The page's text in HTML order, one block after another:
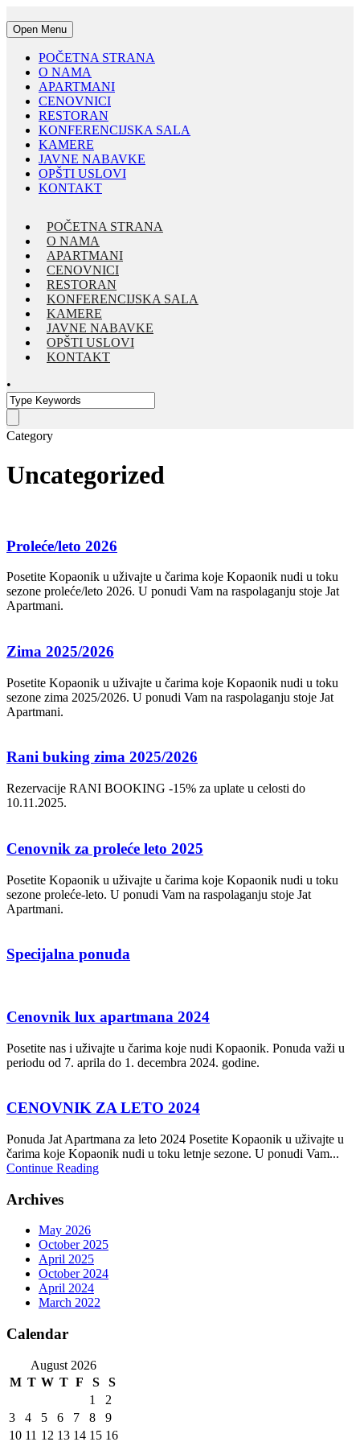
Open Menu
POČETNA STRANA
O NAMA
APARTMANI
CENOVNICI
RESTORAN
KONFERENCIJSKA SALA
KAMERE
JAVNE NABAVKE
OPŠTI USLOVI
KONTAKT
POČETNA STRANA
O NAMA
APARTMANI
CENOVNICI
RESTORAN
KONFERENCIJSKA SALA
KAMERE
JAVNE NABAVKE
OPŠTI USLOVI
KONTAKT
•
Category
Uncategorized
Proleće/leto 2026
Posetite Kopaonik u uživajte u čarima koje Kopaonik nudi u toku
sezone proleće/leto 2026. U ponudi Vam na raspolaganju stoje Jat
Apartmani.
Zima 2025/2026
Posetite Kopaonik u uživajte u čarima koje Kopaonik nudi u toku
sezone zima 2025/2026. U ponudi Vam na raspolaganju stoje Jat
Apartmani.
Rani buking zima 2025/2026
Rezervacije RANI BOOKING -15% za uplate u celosti do
10.11.2025.
Cenovnik za proleće leto 2025
Posetite Kopaonik u uživajte u čarima koje Kopaonik nudi u toku
sezone proleće-leto. U ponudi Vam na raspolaganju stoje Jat
Apartmani.
Specijalna ponuda
Cenovnik lux apartmana 2024
Posetite nas i uživajte u čarima koje nudi Kopaonik. Ponuda važi u
periodu od 7. aprila do 1. decembra 2024. godine.
CENOVNIK ZA LETO 2024
Ponuda Jat Apartmana za leto 2024 Posetite Kopaonik u uživajte u
čarima koje Kopaonik nudi u toku letnje sezone. U ponudi Vam...
Continue Reading
Archives
May 2026
October 2025
April 2025
October 2024
April 2024
March 2022
Calendar
August 2026
M T W T F S
S
1
2
3
4 5 6 7 8
9
10 11 12 13 14 15 16